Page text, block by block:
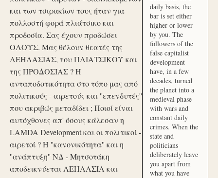
και των τσιρακίων τους ήταν για
πολλοστή φορά πλιάτσικο και
προδοσία. Σας έχουν προδώσει
ΟΛΟΥΣ. Μας θέλουν θεατές της
ΛΕΗΛΑΣΙΑΣ, του ΠΛΙΑΤΣΙΚΟΥ και
της ΠΡΟΔΟΣΙΑΣ ? Η
ανταποδοτικότητα στο τόπο μας από
πολιτικούς - αιρετούς και ''επενδυτές''
που ακριβώς μεταδίδει ; Ποιοί είναι
αυτόχθονες απ' όσους κάλεσαν η
LAMDA Development και οι πολιτικοί -
αιρετοί ? Η ''κανονικότητα'' και η
''ανάπτυξη'' ΝΔ - Μητσοτάκη
αποδεικνύεται ΛΕΗΛΑΣΙΑ και
daily basis, the
bar is set either
higher or lower
by you. The
followers of the
false capitalist
development
have, in a few
decades, turned
the planet into a
medieval phase
with wars and
constant daily
crimes. When the
state and
politicians
deliberately leave
you apart from
what you have